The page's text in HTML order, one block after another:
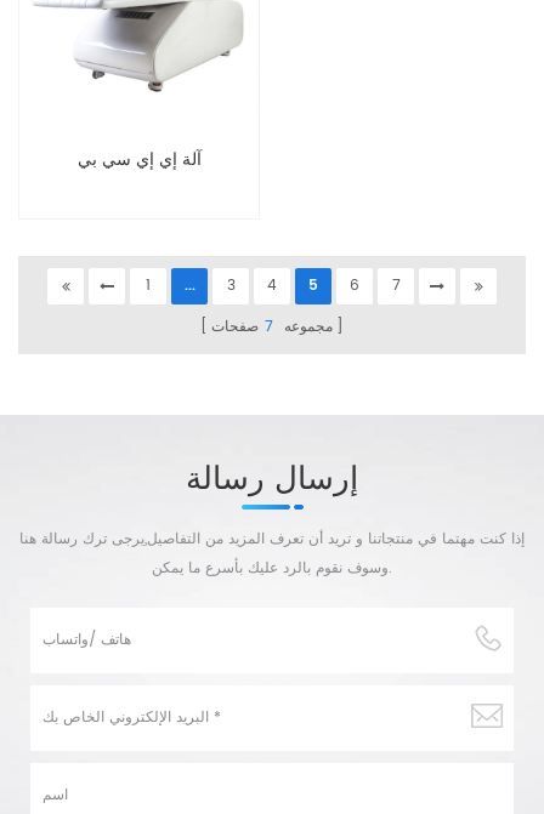
آلة إي إي سي بي
1 ... 3 4 5 6
7
مجموعه 7 صفحات
إرسال رسالة
إذا كنت مهتما في منتجاتنا و تريد أن تعرف المزيد من التفاصيل,يرجى ترك رسالة هنا
وسوف نقوم بالرد عليك بأسرع ما يمكن.